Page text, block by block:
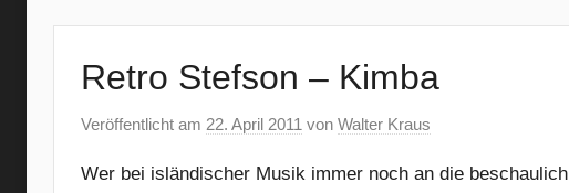
Retro Stefson – Kimba
Veröffentlicht am 22. April 2011 von Walter Kraus
Wer bei isländischer Musik immer noch an die